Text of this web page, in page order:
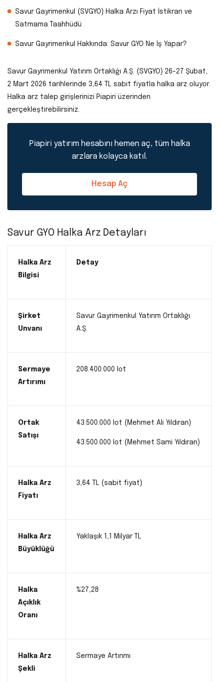
Savur Gayrimenkul (SVGYO) Halka Arzı Fiyat İstikrarı ve
Satmama Taahhüdü
Savur Gayrimenkul Hakkında: Savur GYO Ne İş Yapar?
Savur Gayrimenkul Yatırım Ortaklığı A.Ş. (SVGYO) 26-27 Şubat,
2 Mart 2026 tarihlerinde 3,64 TL sabit fiyatla halka arz oluyor.
Halka arz talep girişlerinizi Piapiri üzerinden
gerçekleştirebilirsiniz.
Piapiri yatırım hesabını hemen aç, tüm halka
arzlara kolayca katıl.
Hesap Aç
Savur GYO Halka Arz Detayları
Halka Arz
Bilgisi
Detay
Şirket
Unvanı
Savur Gayrimenkul Yatırım Ortaklığı
A.Ş.
Sermaye
Artırımı
208.400.000 lot
Ortak
Satışı
43.500.000 lot (Mehmet Ali Yıldıran)
43.500.000 lot (Mehmet Sami Yıldıran)
Halka Arz
Fiyatı
3,64 TL (sabit fiyat)
Halka Arz
Büyüklüğü
Yaklaşık 1,1 Milyar TL
Halka
Açıklık
Oranı
%27,28
Halka Arz
Şekli
Sermaye Artırımı